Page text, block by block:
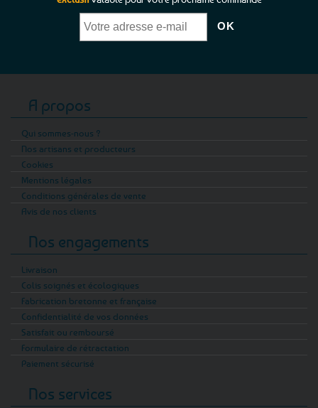
A propos
Qui sommes-nous ?
Nos artisans et producteurs
Cookies
Mentions légales
Conditions générales de vente
Avis de nos clients
Nos engagements
Livraison
Colis soignés et écologiques
Fabrication bretonne et française
Confidentialité de vos données
Satisfait ou remboursé
Formulaire de rétractation
Paiement sécurisé
Nos services